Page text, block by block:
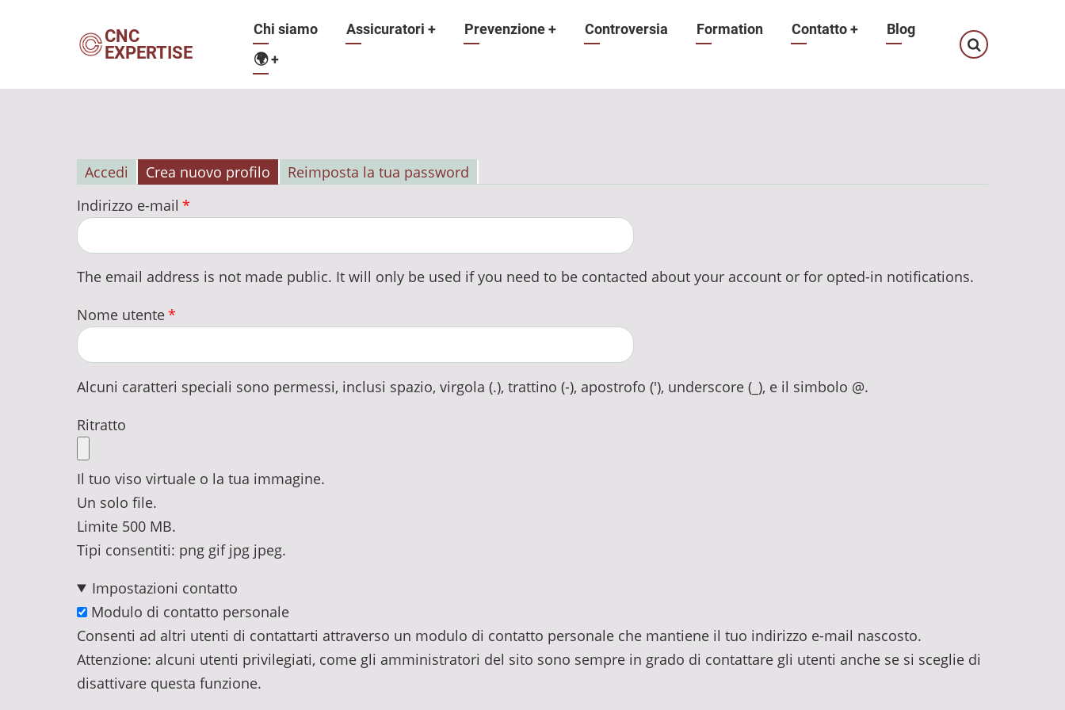
CNC
EXPERTISE
Navigazione
principale
Chi siamo Assicuratori + Prevenzione+ Controversia Formation Contatto+
Blog
🌍+
Schede
primarie
Accedi Crea nuovo profilo
Reimposta la tua password
Indirizzo e-mail
The email address is not made public. It will only be used if you need to be contacted about your account or for opted-in notifications.
Nome utente
Alcuni caratteri speciali sono permessi, inclusi spazio, virgola (.), trattino (-), apostrofo ('), underscore (_), e il simbolo @.
Ritratto
Il tuo viso virtuale o la tua immagine.
Un solo file.
Limite 500 MB.
Tipi consentiti: png gif jpg jpeg.
Impostazioni contatto
Modulo di contatto personale
Consenti ad altri utenti di contattarti attraverso un modulo di contatto personale che mantiene il tuo indirizzo e-mail nascosto.
Attenzione: alcuni utenti privilegiati, come gli amministratori del sito sono sempre in grado di contattare gli utenti anche se si sceglie di
disattivare questa funzione.